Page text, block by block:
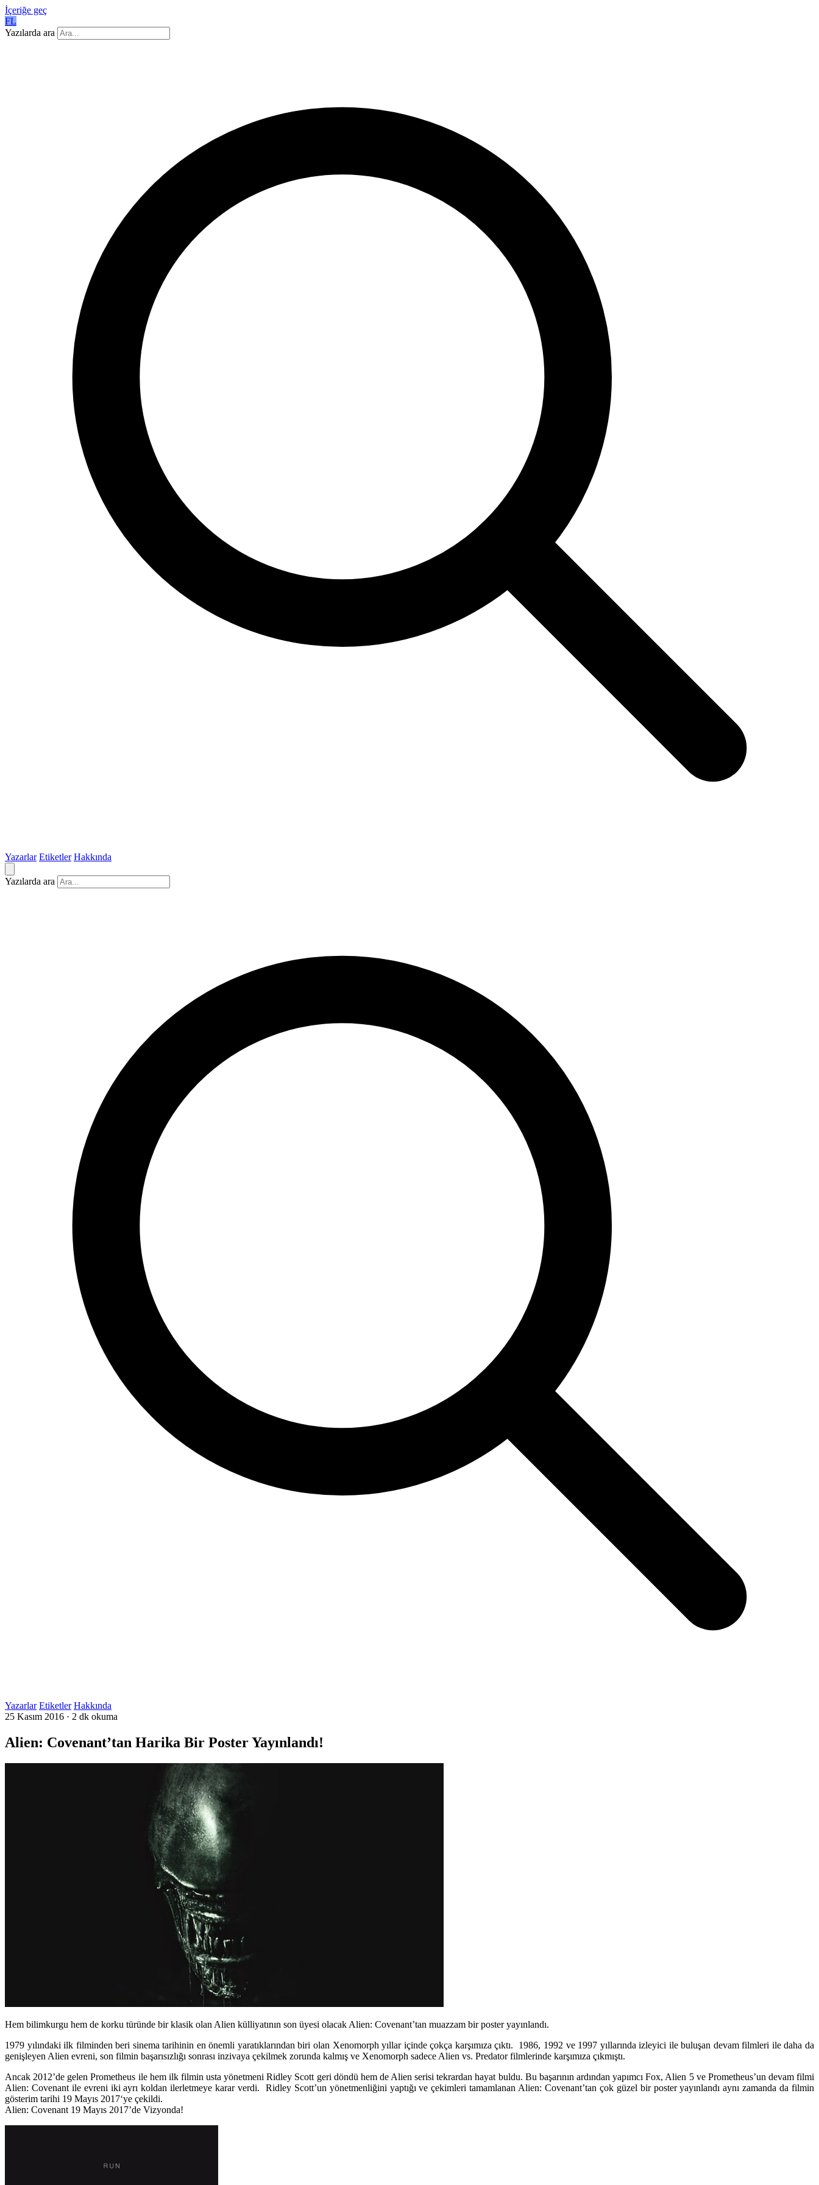
İçeriğe geç
FL
Yazılarda ara
Yazarlar Etiketler Hakkında
Yazılarda ara
Yazarlar Etiketler Hakkında
25 Kasım 2016 · 2 dk okuma
Alien: Covenant’tan Harika Bir Poster Yayınlandı!
Hem bilimkurgu hem de korku türünde bir klasik olan Alien külliyatının son üyesi olacak Alien: Covenant’tan muazzam bir poster yayınlandı.
1979 yılındaki ilk filminden beri sinema tarihinin en önemli yaratıklarından biri olan Xenomorph yıllar içinde çokça karşımıza çıktı. 1986, 1992 ve 1997 yıllarında izleyici ile buluşan devam filmleri ile daha da
genişleyen Alien evreni, son filmin başarısızlığı sonrası inzivaya çekilmek zorunda kalmış ve Xenomorph sadece Alien vs. Predator filmlerinde karşımıza çıkmıştı.
Ancak 2012’de gelenPrometheus ile hem ilk filmin usta yönetmeniRidley Scott geri döndü hem de Alien serisi tekrardan hayat buldu. Bu başarının ardından yapımcı Fox, Alien 5 ve Prometheus’un devam filmi
Alien: Covenantile evreni iki ayrı koldan ilerletmeye karar verdi. Ridley Scott’un yönetmenliğini yaptığı ve çekimleri tamamlanan Alien: Covenant’tan çok güzel bir poster yayınlandı aynı zamanda da filmin
gösterim tarihi 19 Mayıs 2017‘ye çekildi.
Alien: Covenant 19 Mayıs 2017’de Vizyonda!